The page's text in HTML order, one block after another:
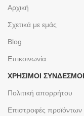
Αρχική
Σχετικά με εμάς
Blog
Επικοινωνία
ΧΡΉΣΙΜΟΙ ΣΎΝΔΕΣΜΟΙ
Πολιτική απορρήτου
Επιστροφές προϊόντων